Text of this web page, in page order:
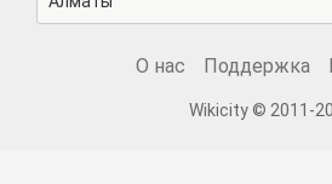
О нас Поддержка
Wikicity © 2011-